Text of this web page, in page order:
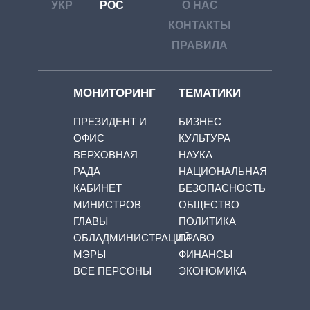
УКР РОС
О НАС
КОНТАКТЫ
ПРАВИЛА
МОНИТОРИНГ
ПРЕЗИДЕНТ И
ОФИС
ВЕРХОВНАЯ
РАДА
КАБИНЕТ
МИНИСТРОВ
ГЛАВЫ
ОБЛАДМИНИСТРАЦИЙ
МЭРЫ
ВСЕ ПЕРСОНЫ
ТЕМАТИКИ
БИЗНЕС
КУЛЬТУРА
НАУКА
НАЦИОНАЛЬНАЯ
БЕЗОПАСНОСТЬ
ОБЩЕСТВО
ПОЛИТИКА
ПРАВО
ФИНАНСЫ
ЭКОНОМИКА